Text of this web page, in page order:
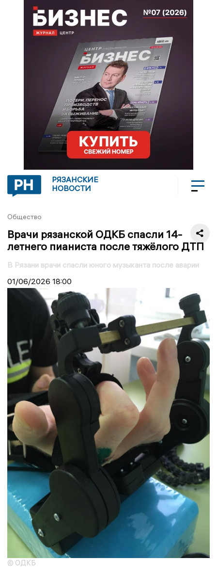
РЯЗАНСКИЕ
НОВОСТИ
Общество
Врачи рязанской ОДКБ спасли 14-
летнего пианиста после тяжёлого ДТП
В Рязани врачи спасли юного музыканта после аварии
01/06/2026 18:00
© ОДКБ